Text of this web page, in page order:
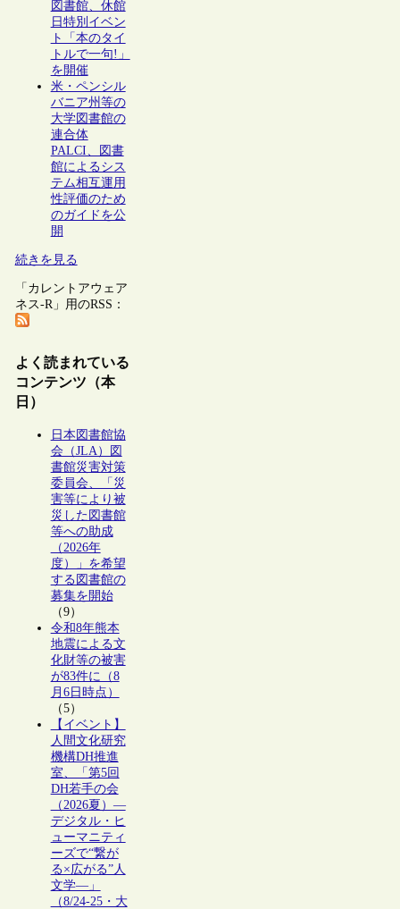
図書館、休館
日特別イベン
ト「本のタイ
トルで一句!」
を開催
米・ペンシル
バニア州等の
大学図書館の
連合体
PALCI、図書
館によるシス
テム相互運用
性評価のため
のガイドを公
開
続きを見る
「カレントアウェア
ネス-R」用のRSS：
よく読まれている
コンテンツ（本
日）
日本図書館協
会（JLA）図
書館災害対策
委員会、「災
害等により被
災した図書館
等への助成
（2026年
度）」を希望
する図書館の
募集を開始
（9）
令和8年熊本
地震による文
化財等の被害
が83件に（8
月6日時点）
（5）
【イベント】
人間文化研究
機構DH推進
室、「第5回
DH若手の会
（2026夏）―
デジタル・ヒ
ューマニティ
ーズで“繋が
る×広がる”人
文学―」
（8/24-25・大